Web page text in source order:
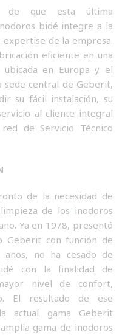
de que esta última
bidé integre a la
de la empresa.
eficiente en una
ubicada en Europa y el
sede central de Geberit,
su fácil instalación, su
al cliente integral
de Servicio Técnico
de la necesidad de
de los inodoros
Ya en 1978, presentó
Geberit con función de
no ha cesado de
con la finalidad de
nivel de confort,
El resultado de ese
actual gama Geberit
gama de inodoros